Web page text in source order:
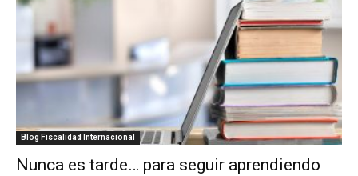
Blog Fiscalidad Internacional
Nunca es tarde… para seguir aprendiendo